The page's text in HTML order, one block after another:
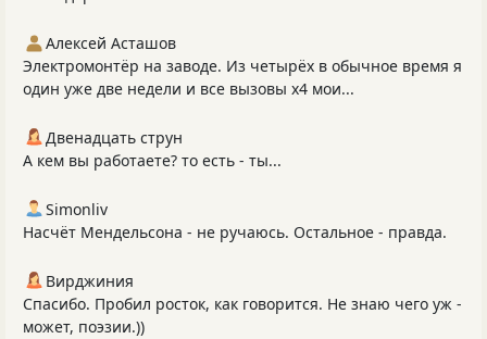
Алексей Асташов
Электромонтёр на заводе. Из четырёх в обычное время я
один уже две недели и все вызовы х4 мои...
Двенадцать струн
А кем вы работаете? то есть - ты...
Simonliv
Насчёт Мендельсона - не ручаюсь. Остальное - правда.
Вирджиния
Спасибо. Пробил росток, как говорится. Не знаю чего уж -
может, поэзии.))